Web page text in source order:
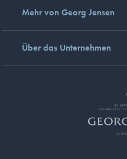
Mehr von Georg Jensen
Über das Unternehmen